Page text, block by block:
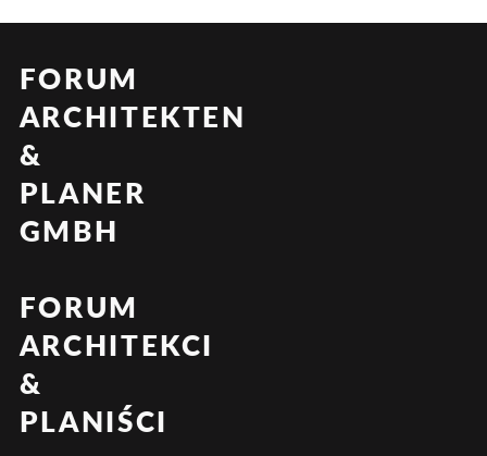
FORUM
ARCHITEKTEN
&
PLANER
GMBH
FORUM
ARCHITEKCI
&
PLANIŚCI